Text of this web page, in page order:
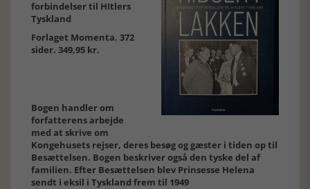
forbindelser til HItlers
Tyskland
Forlaget Momenta. 372
sider. 349,95 kr.
Bogen handler om
forfatterens arbejde
med at skrive om
Kongehusets rejser, deres besøg og gæster i tiden op til
Besættelsen. Bogen beskriver også den tyske del af
familien. Efter Besættelsen blev Prinsesse Helena
sendt i eksil i Tyskland frem til 1949